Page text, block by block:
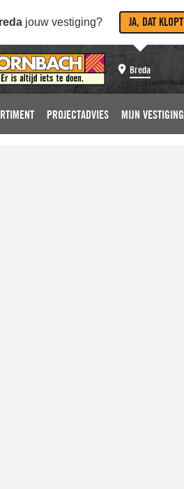
jouw vestiging? JA, DAT KLOPT
Breda
PROJECTADVIES MIJN VESTIGING